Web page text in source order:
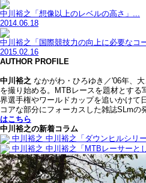
中川裕之「想像以上のレベルの高さ」...
2014.06.18
中川裕之「国際競技力の向上に必要なコ
2015.02.16
AUTHOR PROFILE
中川裕之 なかがわ・ひろゆき／'06年、
を撮り始める。MTBレースを題材とす
界選手権やワールドカップを追いかけて
コアな部分にフォーカスした雑誌SLmの
はこちら
中川裕之の新着コラム
中川裕之 中川裕之「ダウンヒルシリ
中川裕之 中川裕之「MTBレーサーと